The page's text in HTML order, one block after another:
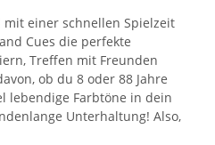
einer schnellen Spielzeit
Cues die perfekte
Treffen mit Freunden
ob du 8 oder 88 Jahre
lebendige Farbtöne in dein
Unterhaltung! Also,